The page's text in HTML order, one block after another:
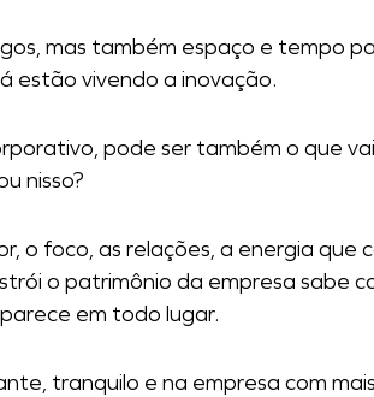
mas também espaço e tempo
estão vivendo a inovação.
pode ser também o que
nisso?
o foco, as relações, a energia que
o patrimônio da empresa sabe
em todo lugar.
tranquilo e na empresa com